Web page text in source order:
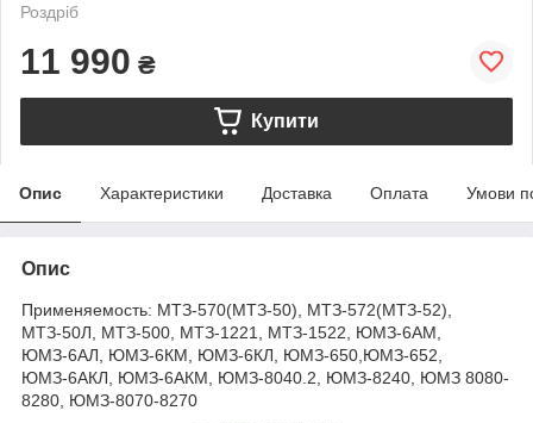
Роздріб
11 990 ₴
Купити
Опис Характеристики Доставка Оплата Умови
Опис
Применяемость: МТЗ-570(МТЗ-50), МТЗ-572(МТЗ-52),
МТЗ-50Л, МТЗ-500, МТЗ-1221, МТЗ-1522, ЮМЗ-6АМ,
ЮМЗ-6АЛ, ЮМЗ-6КМ, ЮМЗ-6КЛ, ЮМЗ-650,ЮМЗ-652,
ЮМЗ-6АКЛ, ЮМЗ-6АКМ, ЮМЗ-8040.2, ЮМЗ-8240, ЮМЗ 8080-
8280, ЮМЗ-8070-8270